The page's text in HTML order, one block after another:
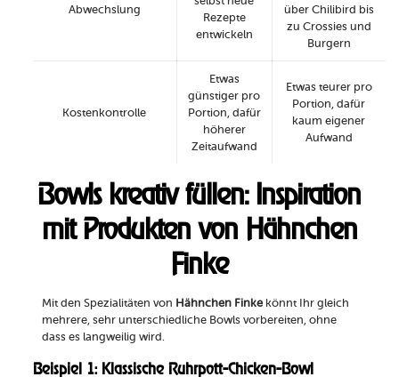
Abwechslung
Rezepte
entwickeln
über Chilibird bis
zu Crossies und
Burgern
Kostenkontrolle
Etwas
günstiger pro
Portion, dafür
höherer
Zeitaufwand
Etwas teurer pro
Portion, dafür
kaum eigener
Aufwand
Bowls kreativ füllen: Inspiration
mit Produkten von Hähnchen
Finke
Mit den Spezialitäten von Hähnchen Finkekönnt Ihr gleich
mehrere, sehr unterschiedliche Bowls vorbereiten, ohne
dass es langweilig wird.
Beispiel 1: Klassische Ruhrpott-Chicken-Bowl